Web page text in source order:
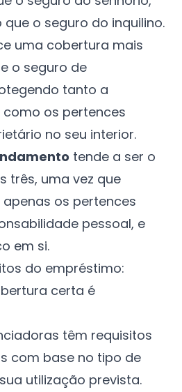
o seguro do inquilino.
uma cobertura mais
o seguro de
tanto a
os pertences
no seu interior.
tende a ser o
três, uma vez que
os pertences
pessoal, e
em si.
do empréstimo:
certa é
têm requisitos
com base no tipo de
utilização prevista.